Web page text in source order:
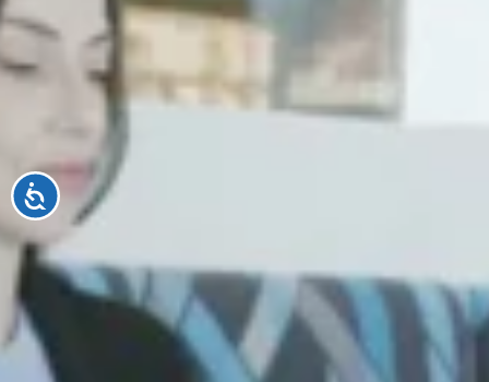
Accessibilité